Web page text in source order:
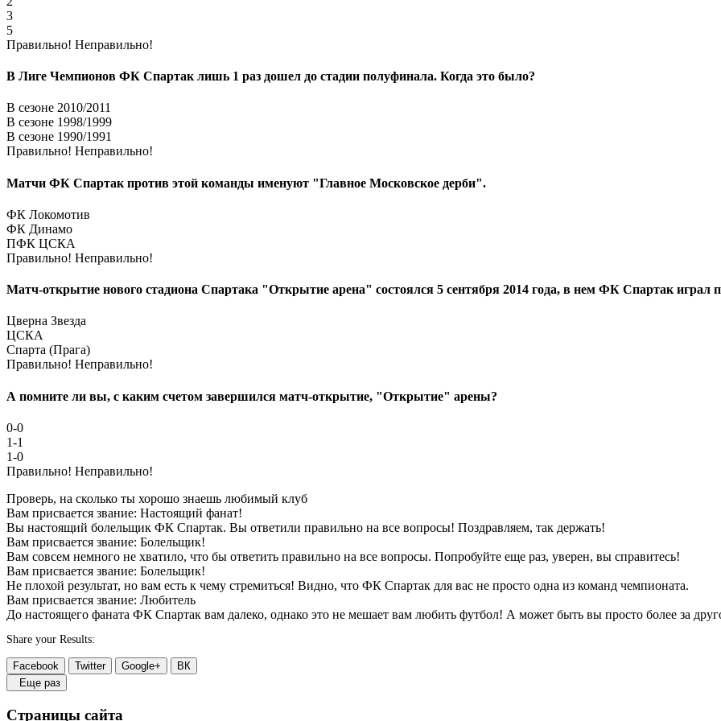
3
5
Правильно! Неправильно!
В Лиге Чемпионов ФК Спартак лишь 1 раз дошел до стадии полуфинала. Когда это было?
В сезоне 2010/2011
В сезоне 1998/1999
В сезоне 1990/1991
Правильно! Неправильно!
Матчи ФК Спартак против этой команды именуют "Главное Московское дерби".
ФК Локомотив
ФК Динамо
ПФК ЦСКА
Правильно! Неправильно!
Матч-открытие нового стадиона Спартака "Открытие арена" состоялся 5 сентября 2014 года, в нем ФК Спартак играл
Цверна Звезда
ЦСКА
Спарта (Прага)
Правильно! Неправильно!
А помните ли вы, с каким счетом завершился матч-открытие, "Открытие" арены?
0-0
1-1
1-0
Правильно! Неправильно!
Проверь, на сколько ты хорошо знаешь любимый клуб
Вам присвается звание: Настоящий фанат!
Вы настоящий болельщик ФК Спартак. Вы ответили правильно на все вопросы! Поздравляем, так держать!
Вам присвается звание: Болельщик!
Вам совсем немного не хватило, что бы ответить правильно на все вопросы. Попробуйте еще раз, уверен, вы справитесь!
Вам присвается звание: Болельщик!
Не плохой результат, но вам есть к чему стремиться! Видно, что ФК Спартак для вас не просто одна из команд чемпионата.
Вам присвается звание: Любитель
До настоящего фаната ФК Спартак вам далеко, однако это не мешает вам любить футбол! А может быть вы просто более за
Share your Results:
Facebook Twitter Google+
ВК
Еще раз
Страницы сайта